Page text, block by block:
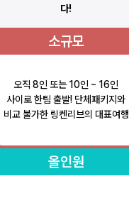
다!
소규모
오직 8인 또는 10인 ~ 16인
사이로 한팀 출발! 단체패키지와
비교 불가한 링켄리브의 대표여행
올인원